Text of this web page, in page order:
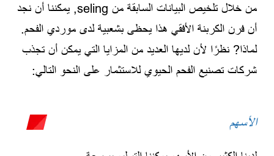
من خلال تلخيص البيانات السابقة من seling, يمكننا أن نجد
أن فرن الكربنة الأفقي هذا يحظى بشعبية لدى موردي الفحم.
لماذا? نظرًا لأن لديها العديد من المزايا التي يمكن أن تجذب
شركات تصنيع الفحم الحيوي للاستثمار على النحو التالي:
الأسهم